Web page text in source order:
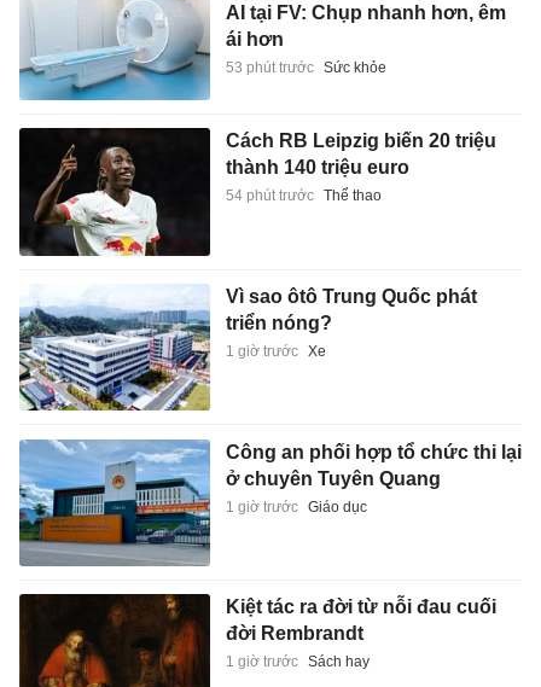
AI tại FV: Chụp nhanh hơn, êm
ái hơn
53 phút trước Sức khỏe
Cách RB Leipzig biến 20 triệu
thành 140 triệu euro
54 phút trước Thể thao
Vì sao ôtô Trung Quốc phát
triển nóng?
1 giờ trước Xe
Công an phối hợp tổ chức thi lại
ở chuyên Tuyên Quang
1 giờ trước Giáo dục
Kiệt tác ra đời từ nỗi đau cuối
đời Rembrandt
1 giờ trước Sách hay